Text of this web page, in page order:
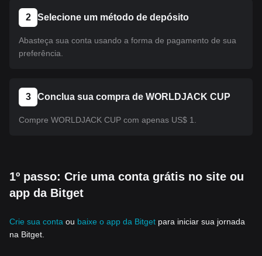
2 Selecione um método de depósito
Abasteça sua conta usando a forma de pagamento de sua
preferência.
3 Conclua sua compra de WORLDJACK CUP
Compre WORLDJACK CUP com apenas US$ 1.
1º passo: Crie uma conta grátis no site ou
app da Bitget
Crie sua conta ou baixe o app da Bitget para iniciar sua jornada
na Bitget.